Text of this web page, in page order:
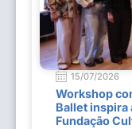
15/07/2026
Workshop
Ballet inspira
Fundação